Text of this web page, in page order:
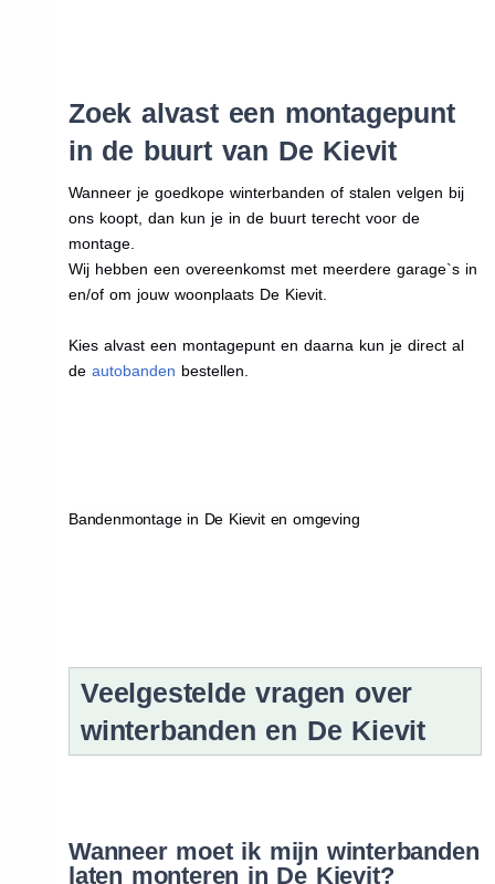
Zoek alvast een montagepunt
in de buurt van De Kievit
Wanneer je goedkope winterbanden of stalen velgen bij
ons koopt, dan kun je in de buurt terecht voor de
montage.
Wij hebben een overeenkomst met meerdere garage`s in
en/of om jouw woonplaats De Kievit.
Kies alvast een montagepunt en daarna kun je direct al
de autobanden bestellen.
Bandenmontage in De Kievit en omgeving
Veelgestelde vragen over
winterbanden en De Kievit
Wanneer moet ik mijn winterbanden
laten monteren in De Kievit?